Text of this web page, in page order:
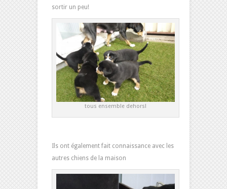
sortir un peu!
tous ensemble dehors!
Ils ont également fait connaissance avec les
autres chiens de la maison